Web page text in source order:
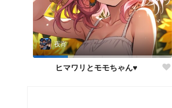
夜宵
ヒマワリとモモちゃん♥